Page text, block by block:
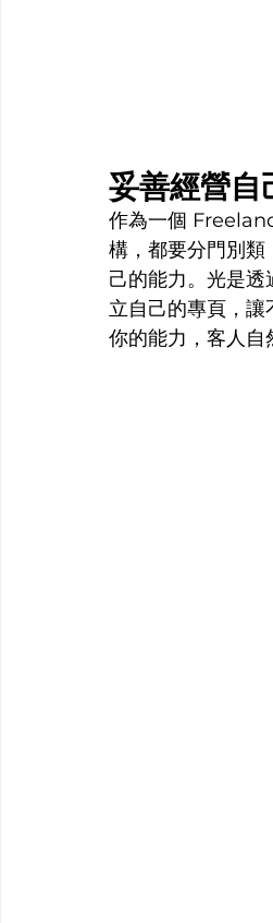
妥善經營
作為一個
構，都要分門別
己的能力。光是
立自己的專頁，
你的能力，客人自